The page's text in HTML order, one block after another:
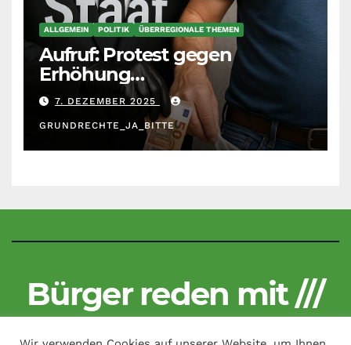
ALLGEMEIN POLITIK ÜBERREGIONALE THEMEN
Aufruf: Protest gegen
Erhöhung
Krankenkassenbeiträge
7. DEZEMBER 2025
GRUNDRECHTE_JA_BITTE
Bürger reden mit ///